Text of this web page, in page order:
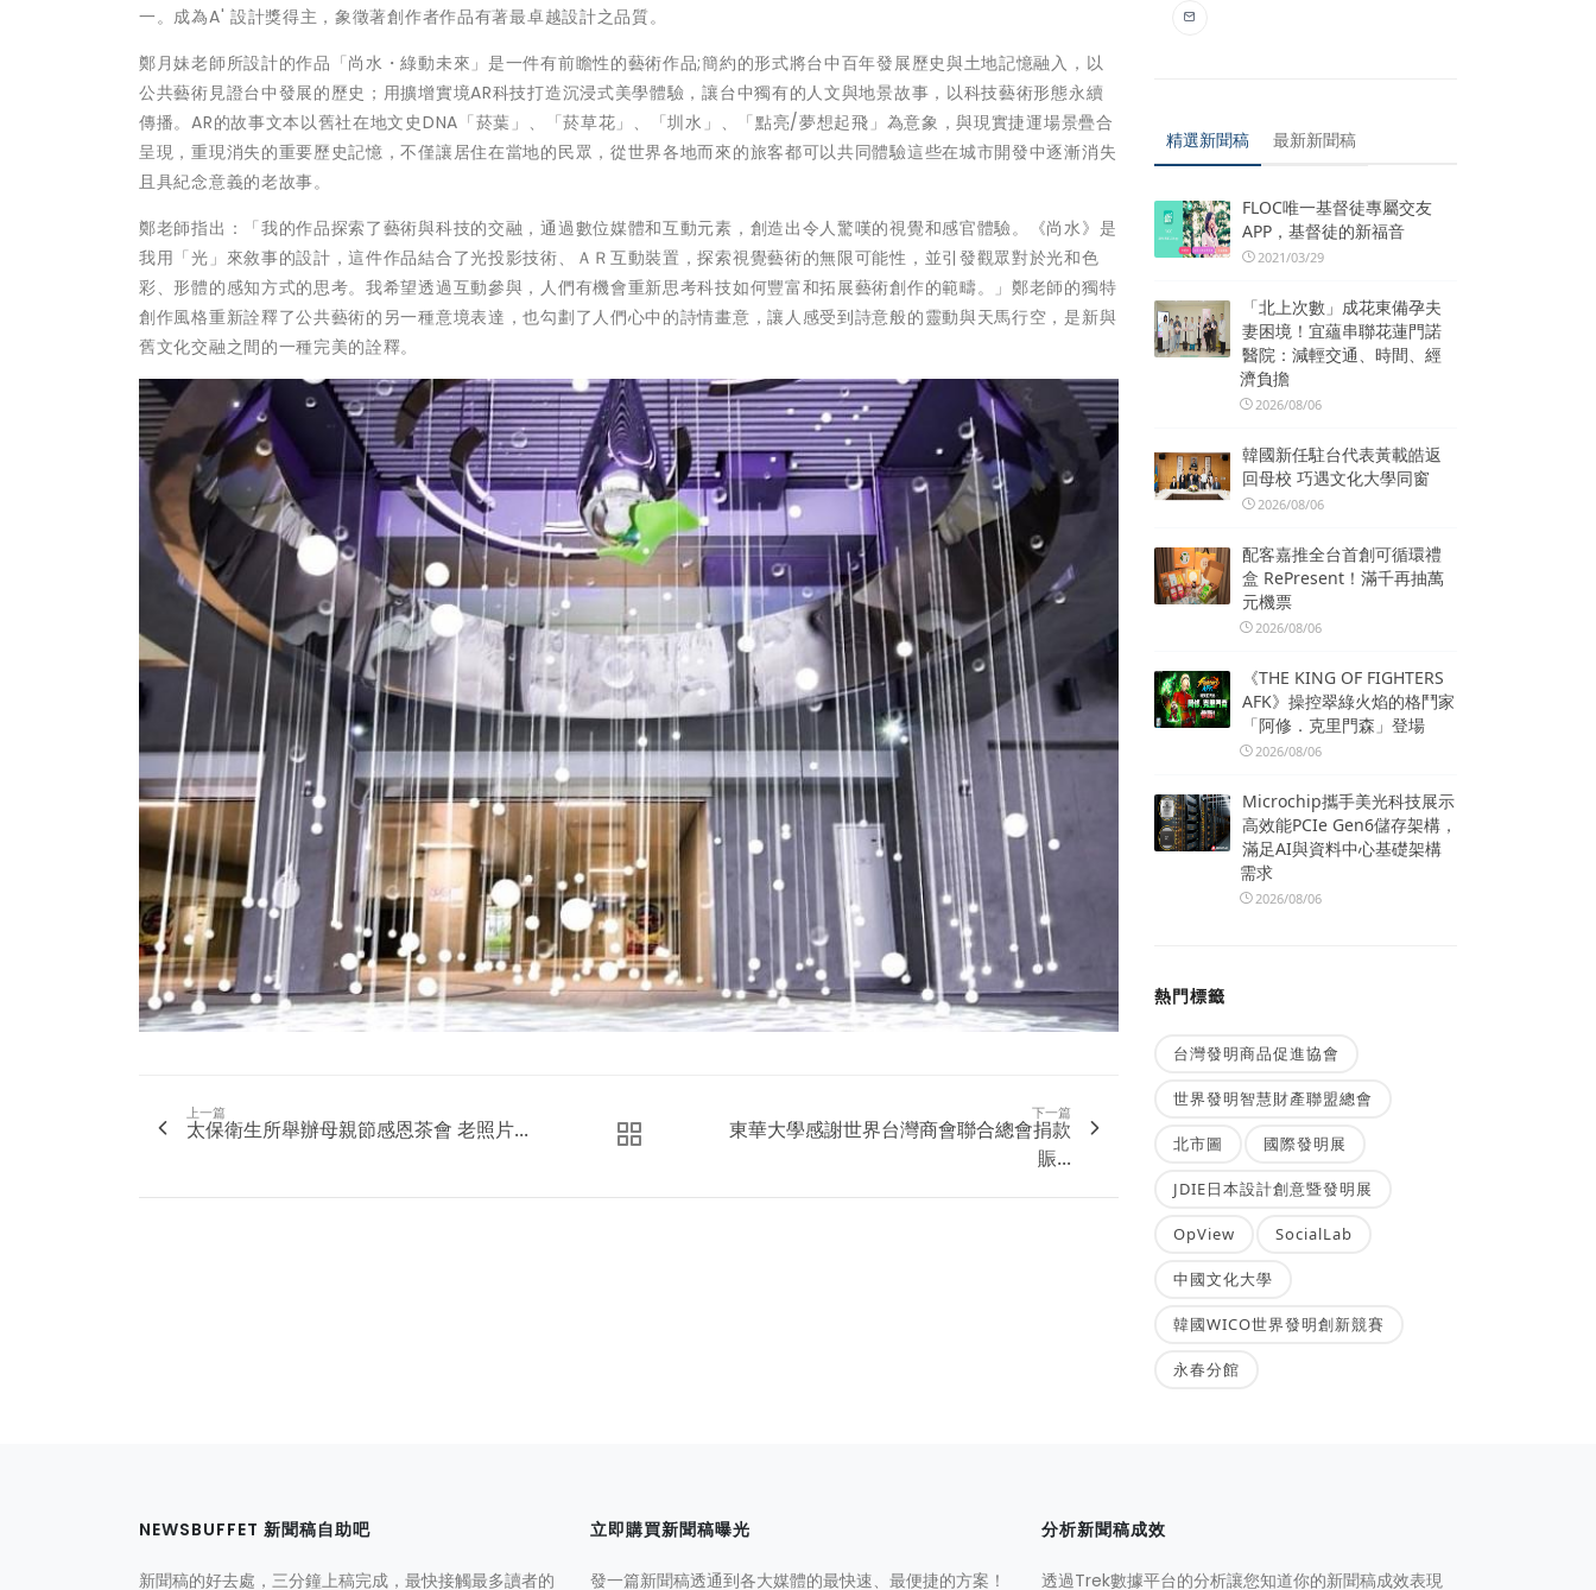
一。成為A' 設計獎得主，象徵著創作者作品有著最卓越設計之品質。
鄭月妹老師所設計的作品「尚水・綠動未來」是一件有前瞻性的藝術作品;簡約的形式將台中百年發展歷史與土地記憶融入，以
公共藝術見證台中發展的歷史；用擴增實境AR科技打造沉浸式美學體驗，讓台中獨有的人文與地景故事，以科技藝術形態永續
傳播。AR的故事文本以舊社在地文史DNA「菸葉」、「菸草花」、「圳水」、「點亮/夢想起飛」為意象，與現實捷運場景疊合
呈現，重現消失的重要歷史記憶，不僅讓居住在當地的民眾，從世界各地而來的旅客都可以共同體驗這些在城市開發中逐漸消失
且具紀念意義的老故事。
鄭老師指出：「我的作品探索了藝術與科技的交融，通過數位媒體和互動元素，創造出令人驚嘆的視覺和感官體驗。《尚水》是
我用「光」來敘事的設計，這件作品結合了光投影技術、ＡＲ互動裝置，探索視覺藝術的無限可能性，並引發觀眾對於光和色
彩、形體的感知方式的思考。我希望透過互動參與，人們有機會重新思考科技如何豐富和拓展藝術創作的範疇。」鄭老師的獨特
創作風格重新詮釋了公共藝術的另一種意境表達，也勾劃了人們心中的詩情畫意，讓人感受到詩意般的靈動與天馬行空，是新與
舊文化交融之間的一種完美的詮釋。
上一篇
太保衛生所舉辦母親節感恩茶會 老照片...
下一篇
東華大學感謝世界台灣商會聯合總會捐款
賑...
精選新聞稿 最新新聞稿
FLOC唯一基督徒專屬交友
APP，基督徒的新福音
2021/03/29
「北上次數」成花東備孕夫
妻困境！宜蘊串聯花蓮門諾
醫院：減輕交通、時間、經
濟負擔
2026/08/06
韓國新任駐台代表黃載皓返
回母校 巧遇文化大學同窗
2026/08/06
配客嘉推全台首創可循環禮
盒 RePresent！滿千再抽萬
元機票
2026/08/06
《THE KING OF FIGHTERS
AFK》操控翠綠火焰的格鬥家
「阿修．克里門森」登場
2026/08/06
Microchip攜手美光科技展示
高效能PCIe Gen6儲存架構，
滿足AI與資料中心基礎架構
需求
2026/08/06
熱門標籤
台灣發明商品促進協會
世界發明智慧財產聯盟總會
北市圖 國際發明展
JDIE日本設計創意暨發明展
OpView SocialLab
中國文化大學
韓國WICO世界發明創新競賽
永春分館
NEWSBUFFET 新聞稿自助吧
新聞稿的好去處，三分鐘上稿完成，最快接觸最多讀者的
立即購買新聞稿曝光
發一篇新聞稿透通到各大媒體的最快速、最便捷的方案！
分析新聞稿成效
透過Trek數據平台的分析讓您知道你的新聞稿成效表現